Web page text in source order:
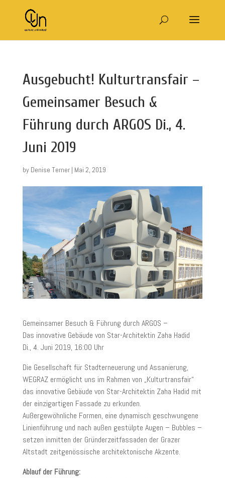
Ausgebucht! Kulturtransfair –
Gemeinsamer Besuch &
Führung durch ARGOS Di., 4.
Juni 2019
by Denise Terner| Mai 2, 2019
Gemeinsamer Besuch & Führung durch ARGOS –
Das innovative Gebäude von Star-Architektin Zaha Hadid
Di., 4. Juni 2019, 16:00 Uhr
Die Gesellschaft für Stadterneuerung und Assanierung,
WEGRAZ ermöglicht uns im Rahmen von „Kulturtransfair“
das innovative Gebäude von Star-Architektin Zaha Hadid mit
der einzigartigen Fassade zu erkunden.
Außergewöhnliche Formen, eine dynamisch geschwungene
Linienführung und nach außen gestülpte Augen – Bubbles –
setzen inmitten der Gründerzeitfassaden der Grazer
Altstadt zeitgenössische architektonische Akzente.
Ablauf der Führung: